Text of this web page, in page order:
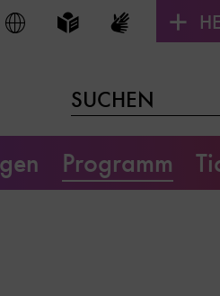
Sprache wählen
Leichte Sprache
SUCHEN
Programm